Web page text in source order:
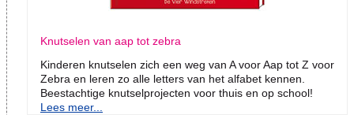
Knutselen van aap tot zebra
Kinderen knutselen zich een weg van A voor Aap tot Z voor
Zebra en leren zo alle letters van het alfabet kennen.
Beestachtige knutselprojecten voor thuis en op school!
Lees meer...